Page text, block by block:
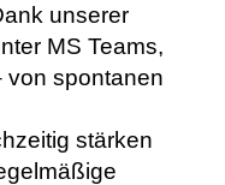
unserer
MS Teams,
von spontanen
stärken